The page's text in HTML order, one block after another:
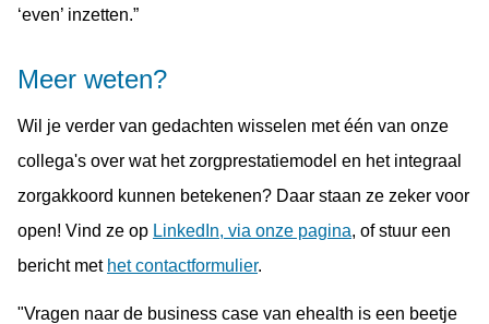
‘even’ inzetten.”
Meer weten?
Wil je verder van gedachten wisselen met één van onze
collega's over wat het zorgprestatiemodel en het integraal
zorgakkoord kunnen betekenen? Daar staan ze zeker voor
open! Vind ze op LinkedIn, via onze pagina, of stuur een
bericht met het contactformulier.
"Vragen naar de business case van ehealth is een beetje